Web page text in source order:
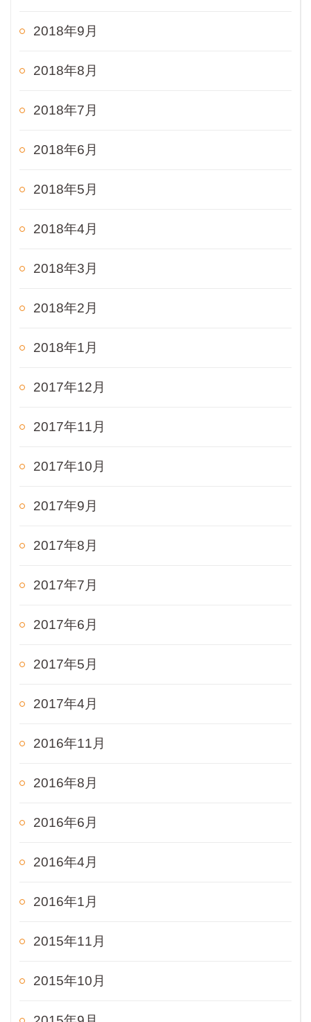
2018年9月
2018年8月
2018年7月
2018年6月
2018年5月
2018年4月
2018年3月
2018年2月
2018年1月
2017年12月
2017年11月
2017年10月
2017年9月
2017年8月
2017年7月
2017年6月
2017年5月
2017年4月
2016年11月
2016年8月
2016年6月
2016年4月
2016年1月
2015年11月
2015年10月